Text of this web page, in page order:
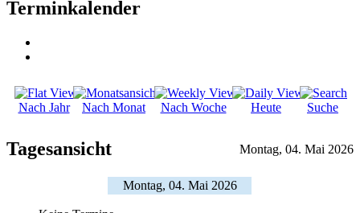
Terminkalender
Nach Jahr Nach Monat Nach Woche Heute Suche
Tagesansicht Montag, 04. Mai 2026
Montag, 04. Mai 2026